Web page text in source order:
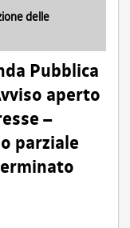
delle
Pubblica
aperto
–
parziale